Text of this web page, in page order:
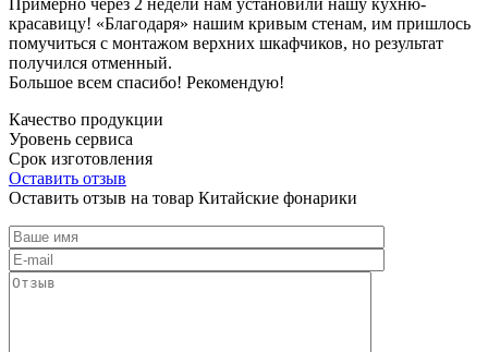
красавицу! «Благодаря» нашим кривым стенам, им пришлось
помучиться с монтажом верхних шкафчиков, но результат
получился отменный.
Большое всем спасибо! Рекомендую!
Качество продукции
Уровень сервиса
Срок изготовления
Оставить отзыв
Оставить отзыв на товар Китайские фонарики